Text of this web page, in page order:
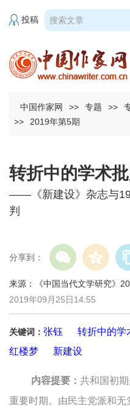
投稿
中国作家网 >> 专题 >>
>>
2019年第5期
转折中的学术批
——《新建设》杂志与
判
分享到：
来源：《中国当代文学研究
2019年09月25日14:55
关键词： 张钰 转折中的学
红楼梦
新建设
内容提要： 共和国初
重要时期。由民主党派和无